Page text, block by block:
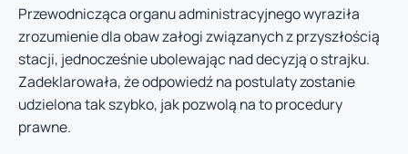
Przewodnicząca organu administracyjnego wyraziła
zrozumienie dla obaw załogi związanych z przyszłością
stacji, jednocześnie ubolewając nad decyzją o strajku.
Zadeklarowała, że odpowiedź na postulaty zostanie
udzielona tak szybko, jak pozwolą na to procedury
prawne.